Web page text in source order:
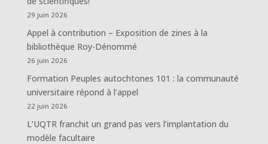
29 juin 2026
Appel à contribution – Exposition de zines à la
bibliothèque Roy-Dénommé
26 juin 2026
Formation Peuples autochtones 101 : la communauté
universitaire répond à l’appel
22 juin 2026
L’UQTR franchit un grand pas vers l’implantation du
modèle facultaire